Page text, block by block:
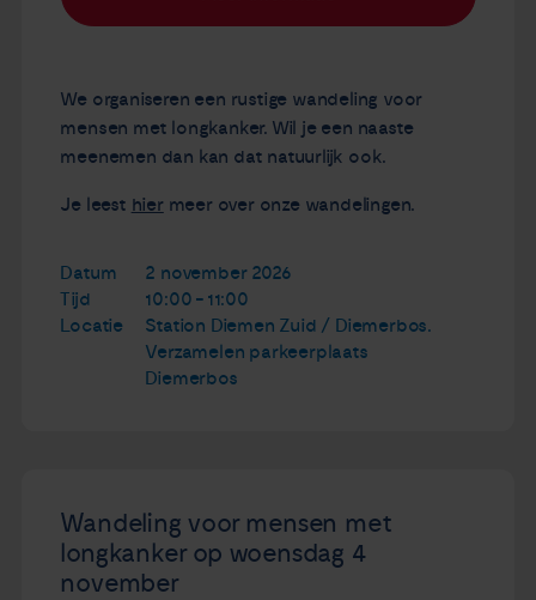
We organiseren een rustige wandeling voor
mensen met longkanker. Wil je een naaste
meenemen dan kan dat natuurlijk ook.
Je leest hier meer over onze wandelingen.
Datum
2 november 2026
Tijd
10:00 - 11:00
Locatie
Station Diemen Zuid / Diemerbos.
Verzamelen parkeerplaats
Diemerbos
Wandeling voor mensen met
longkanker op woensdag 4
november